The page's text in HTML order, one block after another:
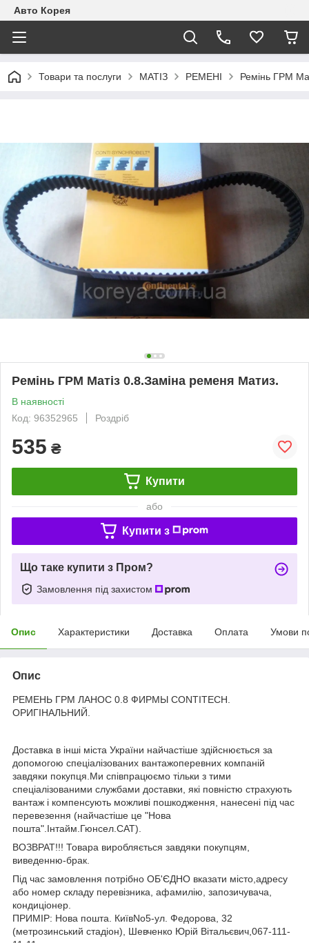
Авто Корея
Товари та послуги МАТІЗ РЕМЕНІ Ремінь ГРМ
Ремінь ГРМ Матіз 0.8.Заміна ременя Матиз.
В наявності
Код: 96352965
Роздріб
535 ₴
Купити
або
Купити з
Що таке купити з Пром?
Замовлення під захистом
Опис Характеристики Доставка Оплата Умови
Опис
РЕМЕНЬ ГРМ ЛАНОС 0.8 ФИРМЫ CONTITECH.
ОРИГІНАЛЬНИЙ.
Доставка в інші міста України найчастіше здійснюється за
допомогою спеціалізованих вантажоперевних компаній
завдяки покупця.Ми співпрацюємо тільки з тими
спеціалізованими службами доставки, які повністю страхують
вантаж і компенсують можливі пошкодження, нанесені під час
перевезення (найчастіше це "Нова
пошта".Інтайм.Гюнсел.САТ).
ВОЗВРАТ!!! Товара виробляється завдяки покупцям,
виведенню-брак.
Під час замовлення потрібно ОБ'ЄДНО вказати місто,адресу
або номер складу перевізника, афамилію, запозичувача,
кондиціонер.
ПРИМІР: Нова пошта. КиївNo5-ул. Федорова, 32
(метрозинський стадіон), Шевченко Юрій Вітальєвич,067-111-